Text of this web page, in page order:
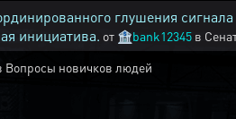
глушения сигнала
инициатива. от 🏦bank12345 в
Вопросы новичков людей